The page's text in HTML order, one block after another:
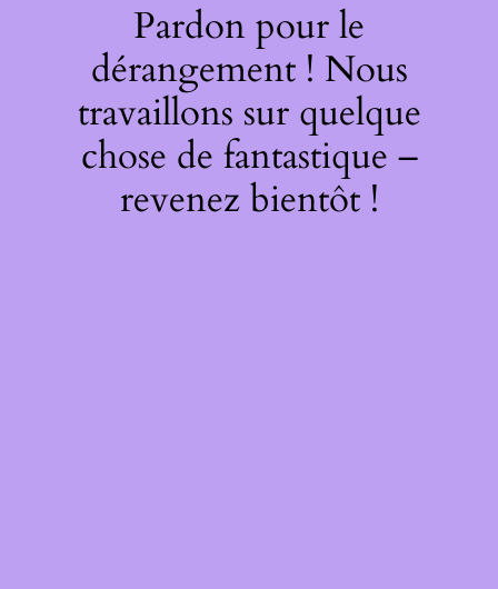
Pardon pour le
dérangement ! Nous
travaillons sur quelque
chose de fantastique –
revenez bientôt !